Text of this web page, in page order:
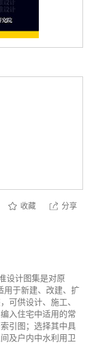
收藏 分享
设计图集是对原
用于新建、改建、扩
可供设计、施工、
入住宅中适用的常
引图；选择其中具
及户内中水利用卫